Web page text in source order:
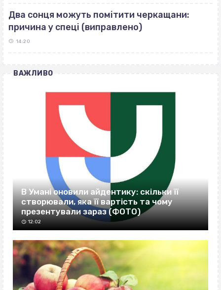
Два сонця можуть помітити черкащани:
причина у спеці (виправлено)
14:20
ВАЖЛИВО
В Умані оновили айдентику: скільки її
створювали, яка її вартість та чому
презентували зараз (ФОТО)
12:02